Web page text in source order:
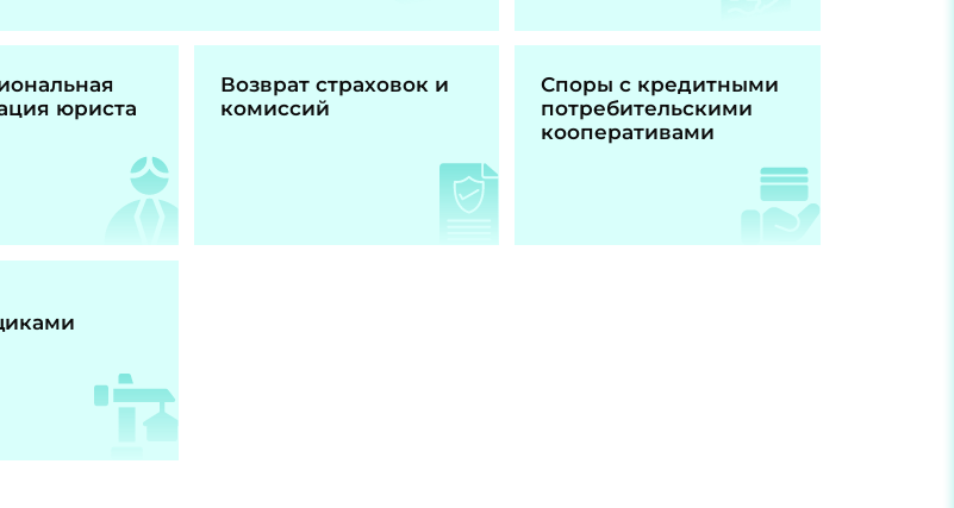
юриста
Возврат страховок и
комиссий
Споры с кредитными
потребительскими
кооперативами